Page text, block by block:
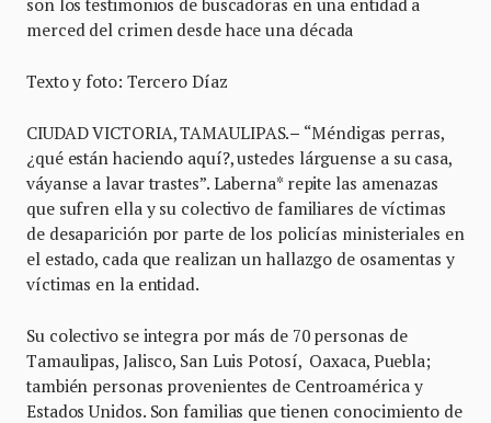
merced del crimen desde hace una década
Texto y foto: Tercero Díaz
CIUDAD VICTORIA, TAMAULIPAS.– “Méndigas perras,
¿qué están haciendo aquí?, ustedes lárguense a su casa,
váyanse a lavar trastes”. Laberna* repite las amenazas
que sufren ella y su colectivo de familiares de víctimas
de desaparición por parte de los policías ministeriales en
el estado, cada que realizan un hallazgo de osamentas y
víctimas en la entidad.
Su colectivo se integra por más de 70 personas de
Tamaulipas, Jalisco, San Luis Potosí, Oaxaca, Puebla;
también personas provenientes de Centroamérica y
Estados Unidos. Son familias que tienen conocimiento de